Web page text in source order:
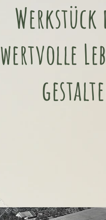
wertvolle